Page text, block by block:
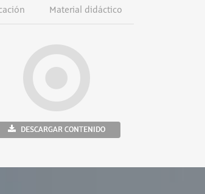
Material didáctico
DESCARGAR CONTENIDO